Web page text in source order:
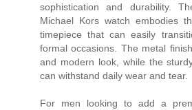
sophistication and durability.
Michael Kors watch embodies
timepiece that can easily
formal occasions. The metal
and modern look, while the
can withstand daily wear and tear.
For men looking to add a